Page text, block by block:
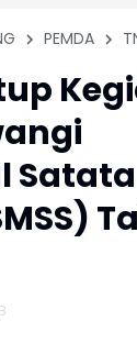
PEMDA
Satata